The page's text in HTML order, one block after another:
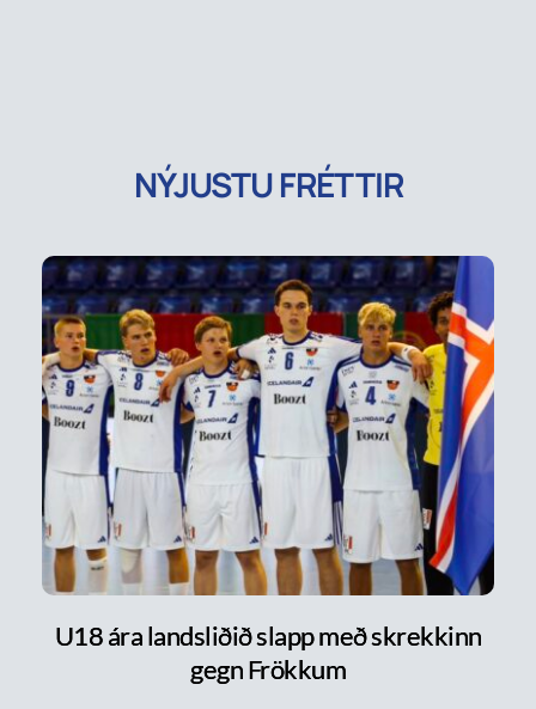
NÝJUSTU FRÉTTIR
U18 ára landsliðið slapp með skrekkinn
gegn Frökkum